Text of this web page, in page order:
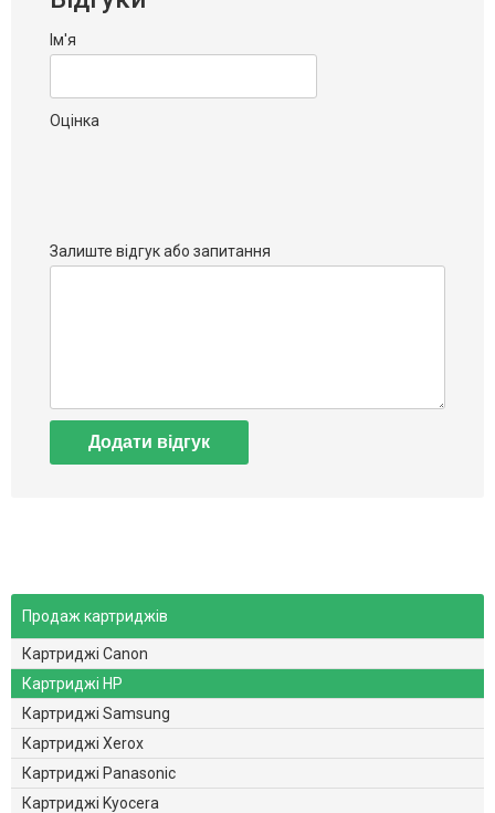
Ім'я
Оцінка
Залиште відгук або запитання
Додати відгук
Продаж картриджів
Картриджі Canon
Картриджі HP
Картриджі Samsung
Картриджі Xerox
Картриджі Panasonic
Картриджі Kyocera